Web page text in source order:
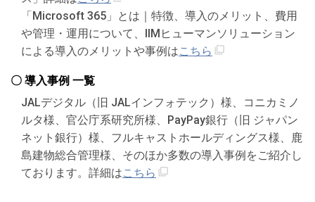
「Microsoft 365」とは｜特徴、導入のメリット、費用
や管理・運用について、IIMヒューマンソリューション
による導入のメリットや事例はこちら
〇 導入事例 一覧
JALデジタル（旧 JALインフォテック）様、コニカミノ
ルタ様、官公庁系研究所様、PayPay銀行（旧 ジャパン
ネット銀行）様、フルキャストホールディングス様、鹿
島建物総合管理様、そのほか多数の導入事例をご紹介し
ております。詳細はこちら